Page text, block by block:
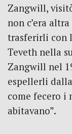
Zangwill,
non c’era
trasferirli con
Teveth nella
Zangwill nel
espellerli
come fecero i
abitavano”.